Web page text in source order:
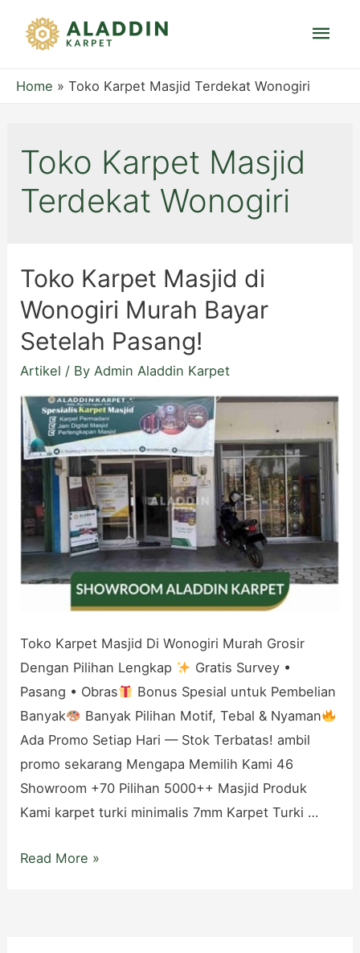
Home Toko Karpet Masjid Terdekat Wonogiri
Toko Karpet Masjid
Terdekat Wonogiri
Toko Karpet Masjid di
Wonogiri Murah Bayar
Setelah Pasang!
Artikel / ByAdmin Aladdin Karpet
Toko Karpet Masjid Di Wonogiri Murah Grosir
Dengan Pilihan Lengkap
Gratis Survey •
Pasang • Obras
Bonus Spesial untuk Pembelian
Banyak
Banyak Pilihan Motif, Tebal & Nyaman
Ada Promo Setiap Hari — Stok Terbatas! ambil
promo sekarang Mengapa Memilih Kami 46
Showroom +70 Pilihan 5000++ Masjid Produk
Kami karpet turki minimalis 7mm Karpet Turki …
Toko
Read More »